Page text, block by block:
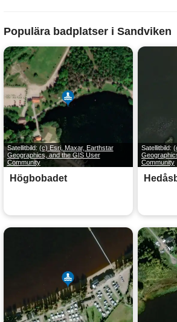
Populära badplatser i Sandviken
Satellitbild: (c) Esri, Maxar, Earthstar
Geographics, and the GIS User
Community
Högbobadet
Satellitbild:
Community